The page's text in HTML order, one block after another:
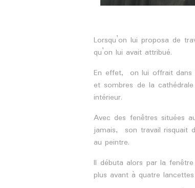
Lorsqu’on lui proposa de
qu’on lui avait attribué.
En effet, on lui offrait dans
et sombres de la
intérieur.
Avec des fenêtres situées
jamais, son travail risquait
au peintre.
Il débuta alors par la
plus avant à quatre